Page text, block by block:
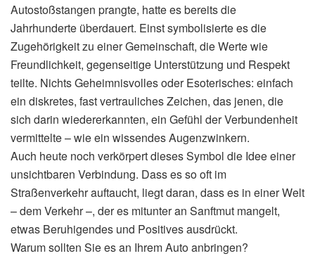
Autostoßstangen prangte, hatte es bereits die
Jahrhunderte überdauert. Einst symbolisierte es die
Zugehörigkeit zu einer Gemeinschaft, die Werte wie
Freundlichkeit, gegenseitige Unterstützung und Respekt
teilte. Nichts Geheimnisvolles oder Esoterisches: einfach
ein diskretes, fast vertrauliches Zeichen, das jenen, die
sich darin wiedererkannten, ein Gefühl der Verbundenheit
vermittelte – wie ein wissendes Augenzwinkern.
Auch heute noch verkörpert dieses Symbol die Idee einer
unsichtbaren Verbindung. Dass es so oft im
Straßenverkehr auftaucht, liegt daran, dass es in einer Welt
– dem Verkehr –, der es mitunter an Sanftmut mangelt,
etwas Beruhigendes und Positives ausdrückt.
Warum sollten Sie es an Ihrem Auto anbringen?